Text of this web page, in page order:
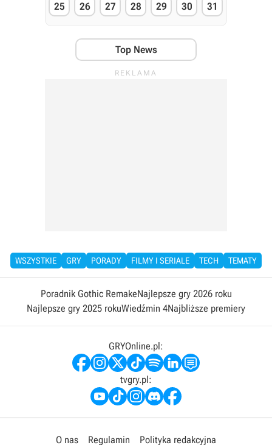
25 26 27 28 29 30 31
Top News
WSZYSTKIE GRY PORADY FILMY I SERIALE TECH TEMATY
Poradnik Gothic RemakeNajlepsze gry 2026 roku
Najlepsze gry 2025 rokuWiedźmin 4Najbliższe premiery
GRYOnline.pl:
tvgry.pl:
O nas Regulamin Polityka redakcyjna